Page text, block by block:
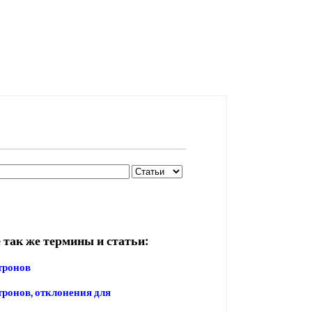
же термины и статьи:
отклонения для